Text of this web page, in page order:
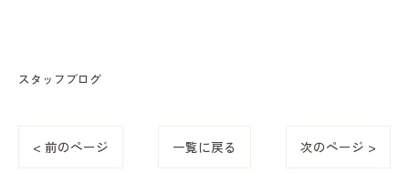
スタッフブログ
< 前のページ 一覧に戻る 次のページ >